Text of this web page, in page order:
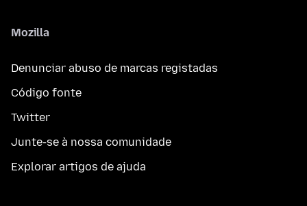
Mozilla
Denunciar abuso de marcas registadas
Código fonte
Twitter
Junte-se à nossa comunidade
Explorar artigos de ajuda